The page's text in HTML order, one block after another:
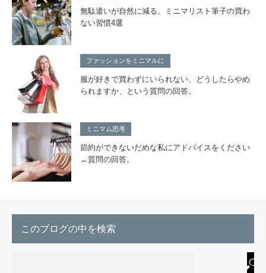
無駄遣いが自然に減る。ミニマリスト筆子の買わ
ない習慣4選
ファッションをミニマルに
服が好きで買わずにいられない、どうしたらやめ
られますか、という質問の回答。
ミニマム思考
節約ができないだめな私にアドバイスをください
←質問の回答。
このブログの中を検索